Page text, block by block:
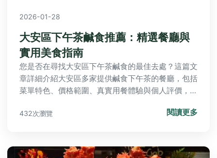
2026-01-28
大安區下午茶鹹食推薦：精選餐廳與
實用美食指南
您是否在尋找大安區下午茶鹹食的最佳去處？這篇文
章詳細介紹大安區多家提供鹹食下午茶的餐廳，包括
菜單特色、價格範圍、真實用餐體驗與個人評價，並
閒午後時光。
432次瀏覽 閱讀更多